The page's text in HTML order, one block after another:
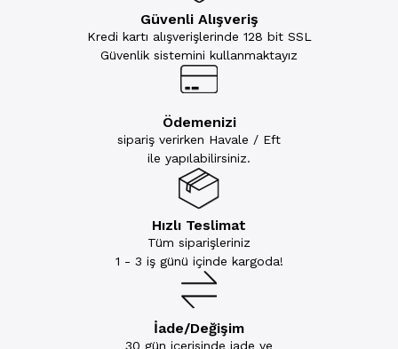
Güvenli Alışveriş
Kredi kartı alışverişlerinde 128 bit SSL
Güvenlik sistemini kullanmaktayız
Ödemenizi
sipariş verirken Havale / Eft
ile yapılabilirsiniz.
Hızlı Teslimat
Tüm siparişleriniz
1 - 3 iş günü içinde kargoda!
İade/Değişim
30 gün içerisinde iade ve